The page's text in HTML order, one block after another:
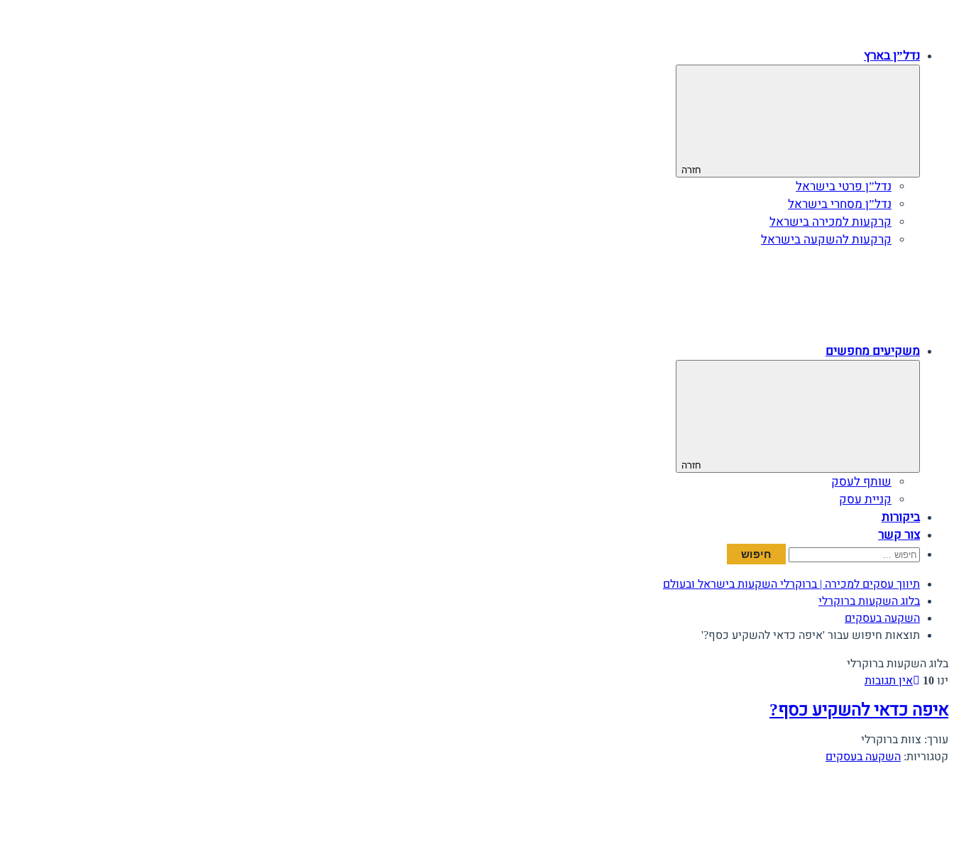
נדל”ן בארץ
חזרה
נדל”ן פרטי בישראל
נדל”ן מסחרי בישראל
קרקעות למכירה בישראל
קרקעות להשקעה בישראל
משקיעים מחפשים
חזרה
שותף לעסק
קניית עסק
ביקורות
צור קשר
חיפוש:
תיווך עסקים למכירה | ברוקרלי השקעות בישראל ובעולם
בלוג השקעות ברוקרלי
השקעה בעסקים
תוצאות חיפוש עבור 'איפה כדאי להשקיע כסף?'
בלוג השקעות ברוקרלי
ינו 10 אין תגובות
איפה כדאי להשקיע כסף?
עורך: צוות ברוקרלי
קטגוריות: השקעה בעסקים